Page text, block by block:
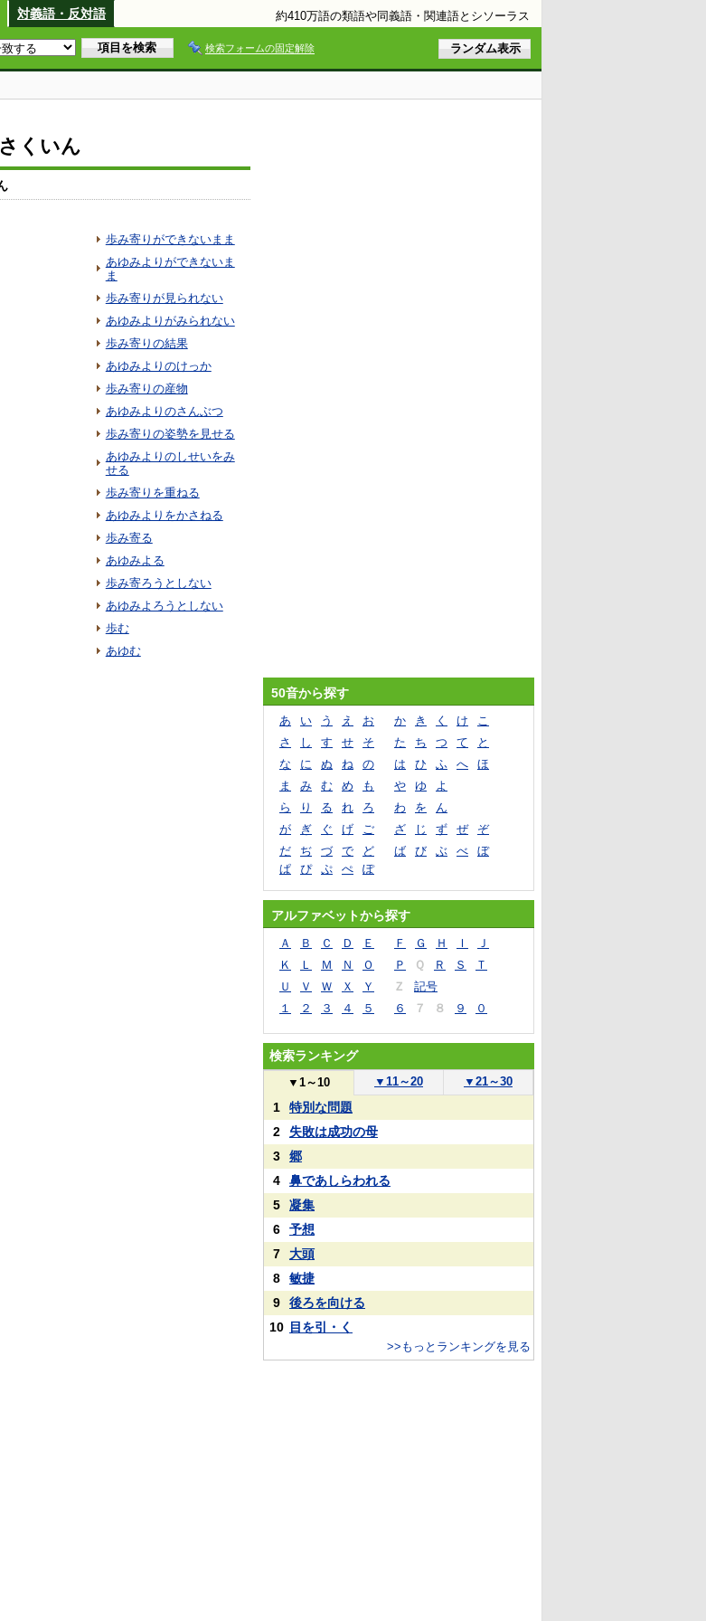
対義語・反対語 約410万語の類語や同義語・関連語とシソーラス
検索フォームの固定解除
くいん
歩み寄りができないまま
あゆみよりができないま
ま
歩み寄りが見られない
あゆみよりがみられない
歩み寄りの結果
あゆみよりのけっか
歩み寄りの産物
あゆみよりのさんぶつ
歩み寄りの姿勢を見せる
あゆみよりのしせいをみ
せる
歩み寄りを重ねる
あゆみよりをかさねる
歩み寄る
あゆみよる
歩み寄ろうとしない
あゆみよろうとしない
歩む
あゆむ
50音から探す
あ い う え お か き く け
こ
さ
し す せ そ た ち つ て
と
な
に ぬ ね の は ひ ふ へ
ほ
ま
み む め も や ゆ
よ
ら
り る れ ろ わ を
ん
が
ぎ ぐ げ ご ざ じ ず ぜ
ぞ
だ
ぢ づ で ど ば び ぶ べ
ぼ
ぱ
ぴ ぷ ぺ ぽ
アルファベットから探す
Ａ Ｂ Ｃ Ｄ Ｅ Ｆ Ｇ Ｈ Ｉ
Ｊ
Ｋ
Ｌ Ｍ Ｎ Ｏ Ｐ Ｑ Ｒ Ｓ
Ｔ
Ｕ
Ｖ Ｗ Ｘ Ｙ Ｚ
記号
１
２ ３ ４ ５ ６ ７ ８ ９ ０
検索ランキング
▼ 1～10 ▼ 11～20 ▼ 21～30
1
特別な問題
2
失敗は成功の母
3
郷
4
鼻であしらわれる
5
凝集
6
予想
7
大頭
8
敏捷
9
後ろを向ける
10 目を引・く
>>もっとランキングを見る